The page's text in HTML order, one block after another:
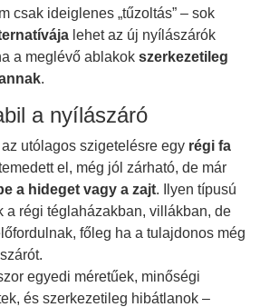
csak ideiglenes „tűzoltás” – sok
lehet az új nyílászárók
a meglévő ablakokszerkezetileg
.
a nyílászáró
utólagos szigetelésre egy régi fa
el, még jól zárható, de már
a hideget vagy a zajt. Ilyen típusú
a régi téglaházakban, villákban, de
főleg ha a tulajdonos még
egyedi méretűek, minőségi
és szerkezetileg hibátlanok –